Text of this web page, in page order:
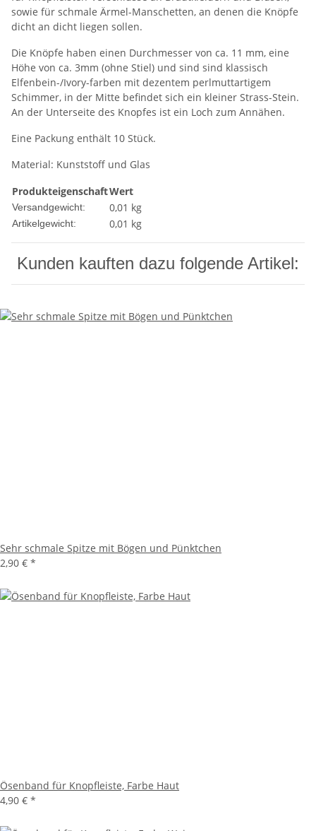
sowie für schmale Ärmel-Manschetten, an denen die Knöpfe
dicht an dicht liegen sollen.
Die Knöpfe haben einen Durchmesser von ca. 11 mm, eine
Höhe von ca. 3mm (ohne Stiel) und sind sind klassisch
Elfenbein-/Ivory-farben mit dezentem perlmuttartigem
Schimmer, in der Mitte befindet sich ein kleiner Strass-Stein.
An der Unterseite des Knopfes ist ein Loch zum Annähen.
Eine Packung enthält 10 Stück.
Material: Kunststoff und Glas
ProdukteigenschaftWert
Versandgewicht: 0,01 kg
Artikelgewicht: 0,01 kg
Kunden kauften dazu folgende Artikel:
Sehr schmale Spitze mit Bögen und Pünktchen
2,90 € *
Ösenband für Knopfleiste, Farbe Haut
4,90 € *